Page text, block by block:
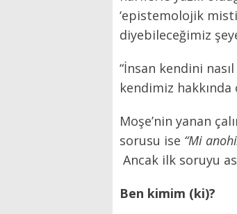
‘epistemolojik
diyebileceğimiz
“İnsan kendini
kendimiz
Moşe’nin yanan
sorusu ise “Mi
Ancak ilk soruyu
Ben kimim (ki)?